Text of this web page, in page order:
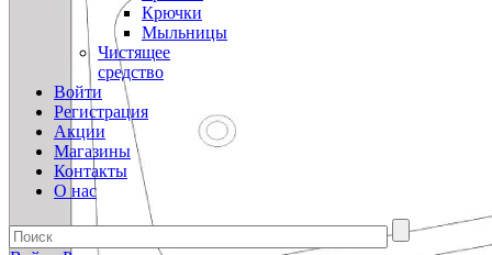
Крючки
Мыльницы
Чистящее
средство
Войти
Регистрация
Акции
Магазины
Контакты
О нас